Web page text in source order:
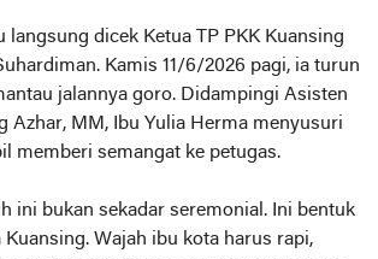
langsung dicek Ketua TP PKK Kuansing
Kamis 11/6/2026 pagi, ia turun
jalannya goro. Didampingi Asisten
Azhar, MM, Ibu Yulia Herma menyusuri
memberi semangat ke petugas.
ini bukan sekadar seremonial. Ini bentuk
Kuansing. Wajah ibu kota harus rapi,